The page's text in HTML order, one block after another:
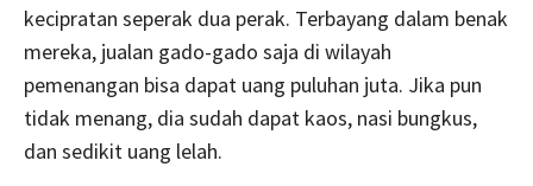
kecipratan seperak dua perak. Terbayang dalam benak
mereka, jualan gado-gado saja di wilayah
pemenangan bisa dapat uang puluhan juta. Jika pun
tidak menang, dia sudah dapat kaos, nasi bungkus,
dan sedikit uang lelah.